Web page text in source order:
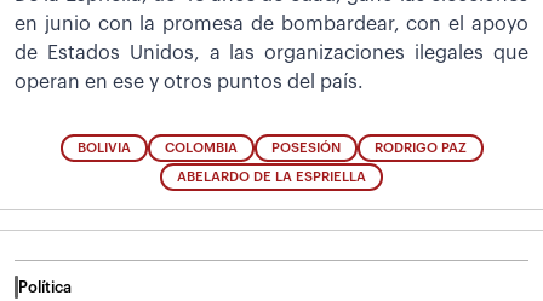
en junio con la promesa de bombardear, con el apoyo
de Estados Unidos, a las organizaciones ilegales que
operan en ese y otros puntos del país.
BOLIVIA COLOMBIA POSESIÓN RODRIGO PAZ
ABELARDO DE LA ESPRIELLA
Política